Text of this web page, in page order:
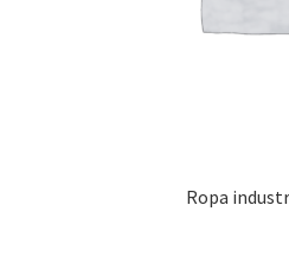
Ropa